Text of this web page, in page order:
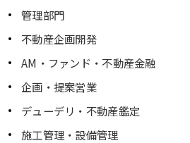
管理部門
不動産企画開発
AM・ファンド・不動産金融
企画・提案営業
デューデリ・不動産鑑定
施工管理・設備管理